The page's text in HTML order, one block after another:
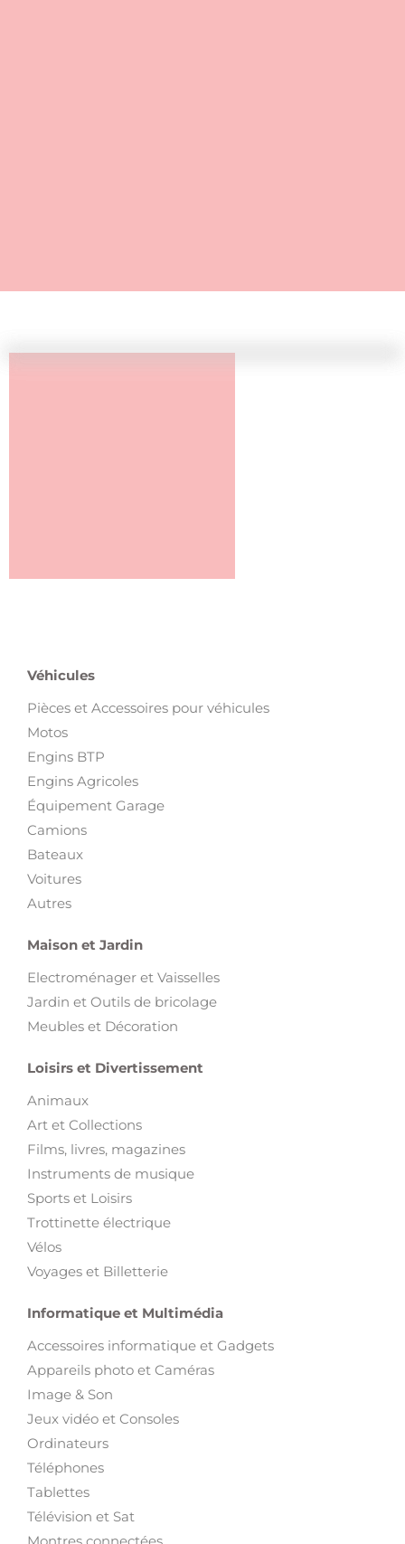
Véhicules
Pièces et Accessoires pour véhicules
Motos
Engins BTP
Engins Agricoles
Équipement Garage
Camions
Bateaux
Voitures
Autres
Maison et Jardin
Electroménager et Vaisselles
Jardin et Outils de bricolage
Meubles et Décoration
Loisirs et Divertissement
Animaux
Art et Collections
Films, livres, magazines
Instruments de musique
Sports et Loisirs
Trottinette électrique
Vélos
Voyages et Billetterie
Informatique et Multimédia
Accessoires informatique et Gadgets
Appareils photo et Caméras
Image & Son
Jeux vidéo et Consoles
Ordinateurs
Téléphones
Tablettes
Télévision et Sat